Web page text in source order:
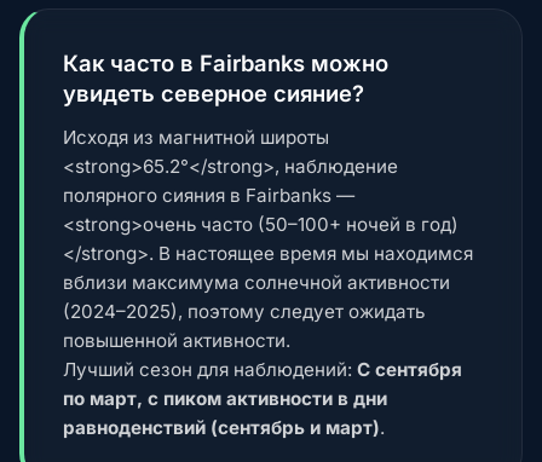
Как часто в Fairbanks можно
увидеть северное сияние?
Исходя из магнитной широты
<strong>65.2°</strong>, наблюдение
полярного сияния в Fairbanks —
<strong>очень часто (50–100+ ночей в год)
</strong>. В настоящее время мы находимся
вблизи максимума солнечной активности
(2024–2025), поэтому следует ожидать
повышенной активности.
Лучший сезон для наблюдений: С сентября
по март, с пиком активности в дни
равноденствий (сентябрь и март).